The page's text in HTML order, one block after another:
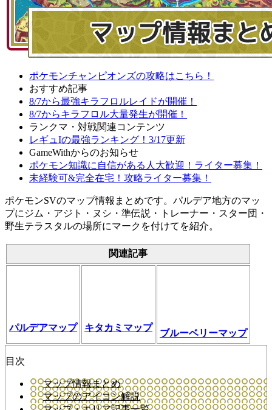
ポケモンチャンピオンズの攻略はこちら！
おすすめ記事
8/7から最強キラフロルレイドが開催！
8/7からキラフロル大量発生が開催！
ランクマ・対戦関連コンテンツ
レギュIの最強ランキング！3/17更新
GameWithからのお知らせ
ポケモン知識に自信がある人大歓迎！ライター募集！
未経験可&完全在宅！攻略ライター募集！
ポケモンSVのマップ情報まとめです。パルデア地方のマッ
プにジム・アジト・ヌシ・準伝説・トレーナー・スター団・
野生テラスタルの場所にマークを付けてを紹介。
関連記事
パルデアマップ キタカミマップ
ブルーベリーマップ
目次
マップ情報まとめ
マップのアイコン解説